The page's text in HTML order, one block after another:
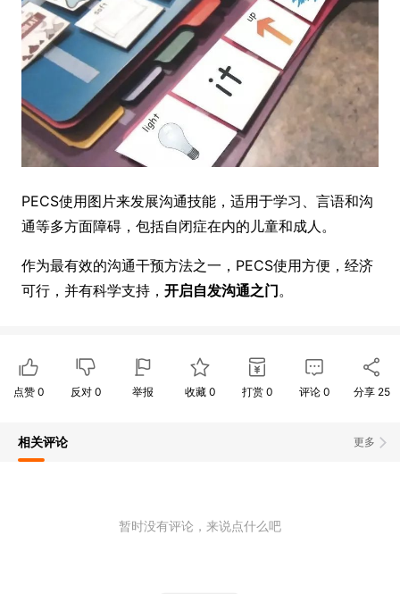
PECS使用图片来发展沟通技能，适用于学习、言语和沟
通等多方面障碍，包括自闭症在内的儿童和成人。
作为最有效的沟通干预方法之一，PECS使用方便，经济
可行，并有科学支持， 开启自发沟通之门。
点赞 0 反对 0 举报 收藏 0 打赏 0 评论 0 分享 25
更多
相关评论
暂时没有评论，来说点什么吧